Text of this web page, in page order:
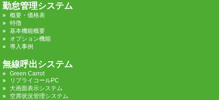
勤怠管理システム
概要・価格表
特徴
基本機能概要
オプション機能
導入事例
無線呼出システム
Green Carrot
リプライコールPC
大画面表示システム
空席状況管理システム